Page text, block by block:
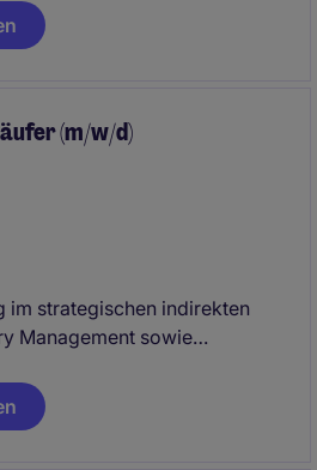
sowohl das operative
strategische Projekte zur
(m/w/d)
im strategischen indirekten
Management sowie
in einer internationalen
und wollen Ihre Expertise in